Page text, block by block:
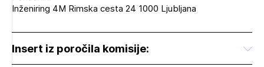
Inženiring 4M Rimska cesta 24 1000 Ljubljana
Insert iz poročila komisije: